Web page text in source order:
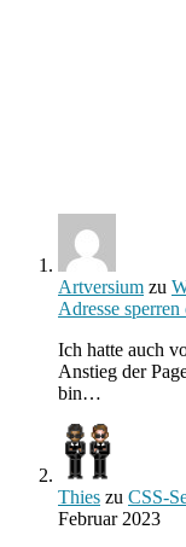
Artversium zu
Adresse
Ich hatte auch
Anstieg der
bin…
Thies zu CSS-
Februar 2023